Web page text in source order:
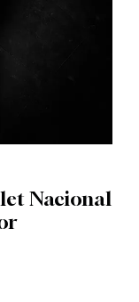
Nacional